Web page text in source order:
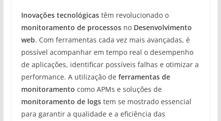
Inovações tecnológicastêm revolucionado o
monitoramento de processosno Desenvolvimento
web. Com ferramentas cada vez mais avançadas, é
possível acompanhar em tempo real o desempenho
de aplicações, identificar possíveis falhas e otimizar a
performance. A utilização de ferramentas de
monitoramento como APMs e soluções de
monitoramento de logstem se mostrado essencial
para garantir a qualidade e a eficiência das